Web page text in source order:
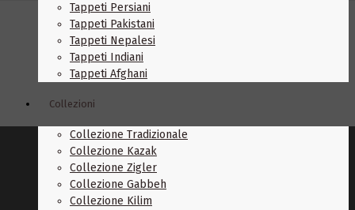
Tappeti Persiani
Tappeti Pakistani
Tappeti Nepalesi
Tappeti Indiani
Tappeti Afghani
Collezioni
Collezione Tradizionale
Collezione Kazak
Collezione Zigler
Collezione Gabbeh
Collezione Kilim